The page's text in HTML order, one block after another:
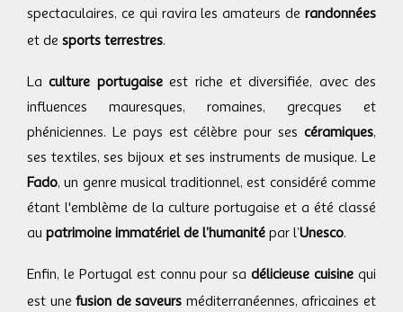
spectaculaires, ce qui ravira les amateurs de randonnées
et de sports terrestres.
Laculture portugaiseest riche et diversifiée, avec des
influences mauresques, romaines, grecques et
phéniciennes. Le pays est célèbre pour ses céramiques,
ses textiles, ses bijoux et ses instruments de musique. Le
Fado, un genre musical traditionnel, est considéré comme
étant l'emblème de la culture portugaise et a été classé
au patrimoine immatériel de l’humanité par l’Unesco.
Enfin, le Portugal est connu pour sadélicieuse cuisine qui
est unefusion de saveurs méditerranéennes, africaines et